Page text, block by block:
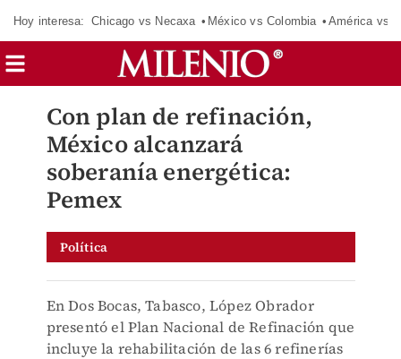
Hoy interesa: Chicago vs Necaxa México vs Colombia América vs
Con plan de refinación,
México alcanzará
soberanía energética:
Pemex
Política
En Dos Bocas, Tabasco, López Obrador
presentó el Plan Nacional de Refinación que
incluye la rehabilitación de las 6 refinerías